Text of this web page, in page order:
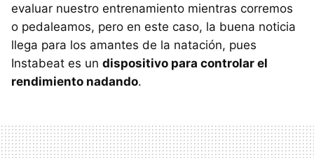
evaluar nuestro entrenamiento mientras corremos
o pedaleamos, pero en este caso, la buena noticia
llega para los amantes de la natación, pues
Instabeat es un dispositivo para controlar el
rendimiento nadando.